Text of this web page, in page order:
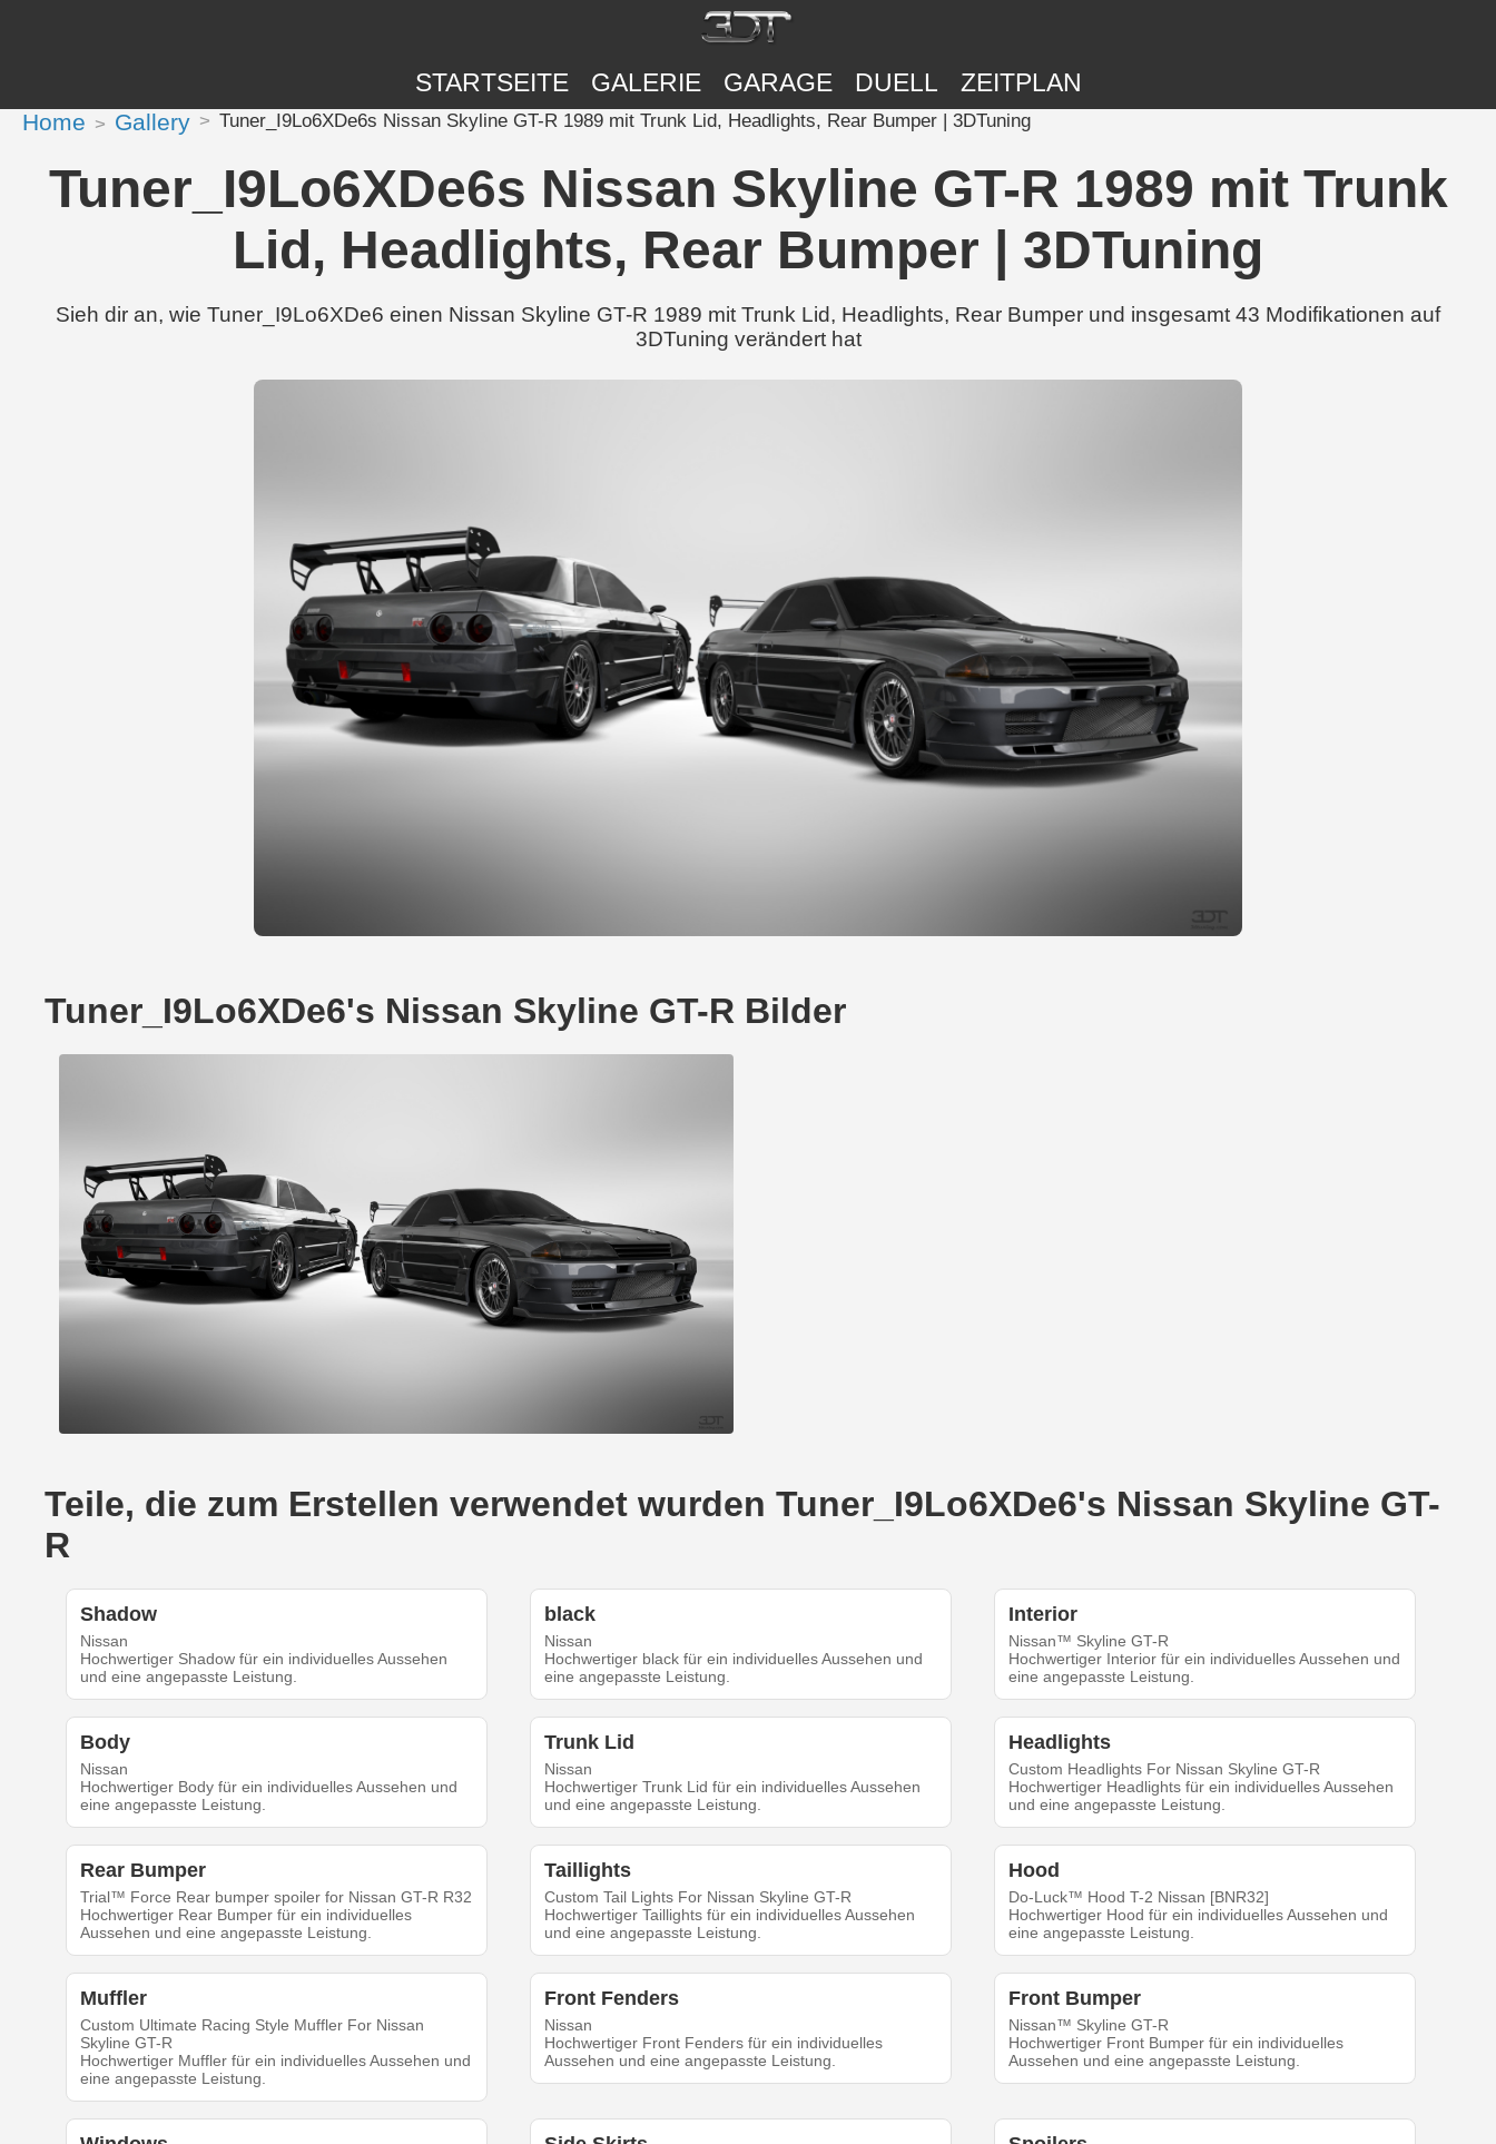
STARTSEITE GALERIE GARAGE DUELL ZEITPLAN
Home Gallery Tuner_I9Lo6XDe6s Nissan Skyline GT-R 1989 mit Trunk Lid, Headlights, Rear Bumper | 3DTuning
Tuner_I9Lo6XDe6s Nissan Skyline GT-R 1989 mit Trunk
Lid, Headlights, Rear Bumper | 3DTuning
Sieh dir an, wie Tuner_I9Lo6XDe6 einen Nissan Skyline GT-R 1989 mit Trunk Lid, Headlights, Rear Bumper und insgesamt 43 Modifikationen auf
3DTuning verändert hat
Tuner_I9Lo6XDe6's Nissan Skyline GT-R Bilder
Teile, die zum Erstellen verwendet wurden Tuner_I9Lo6XDe6's Nissan Skyline GT-
R
Shadow
Nissan
Hochwertiger Shadow für ein individuelles Aussehen
und eine angepasste Leistung.
black
Nissan
Hochwertiger black für ein individuelles Aussehen und
eine angepasste Leistung.
Interior
Nissan™ Skyline GT-R
Hochwertiger Interior für ein individuelles Aussehen und
eine angepasste Leistung.
Body
Nissan
Hochwertiger Body für ein individuelles Aussehen und
eine angepasste Leistung.
Trunk Lid
Nissan
Hochwertiger Trunk Lid für ein individuelles Aussehen
und eine angepasste Leistung.
Headlights
Custom Headlights For Nissan Skyline GT-R
Hochwertiger Headlights für ein individuelles Aussehen
und eine angepasste Leistung.
Rear Bumper
Trial™ Force Rear bumper spoiler for Nissan GT-R R32
Hochwertiger Rear Bumper für ein individuelles
Aussehen und eine angepasste Leistung.
Taillights
Custom Tail Lights For Nissan Skyline GT-R
Hochwertiger Taillights für ein individuelles Aussehen
und eine angepasste Leistung.
Hood
Do-Luck™ Hood T-2 Nissan [BNR32]
Hochwertiger Hood für ein individuelles Aussehen und
eine angepasste Leistung.
Muffler
Custom Ultimate Racing Style Muffler For Nissan
Skyline GT-R
Hochwertiger Muffler für ein individuelles Aussehen und
eine angepasste Leistung.
Front Fenders
Nissan
Hochwertiger Front Fenders für ein individuelles
Aussehen und eine angepasste Leistung.
Front Bumper
Nissan™ Skyline GT-R
Hochwertiger Front Bumper für ein individuelles
Aussehen und eine angepasste Leistung.